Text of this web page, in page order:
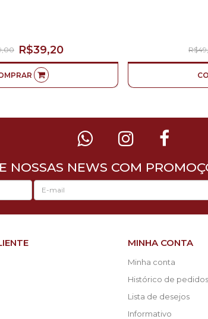
R$39,20
NOSSAS NEWS COM
MINHA CONTA
Minha conta
Histórico de pedidos
Lista de desejos
Informativo